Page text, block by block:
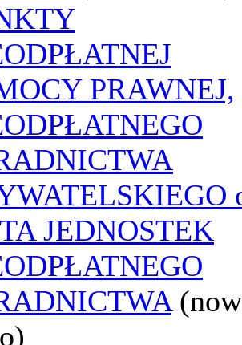
PRAWNEJ,
JEDNOSTEK